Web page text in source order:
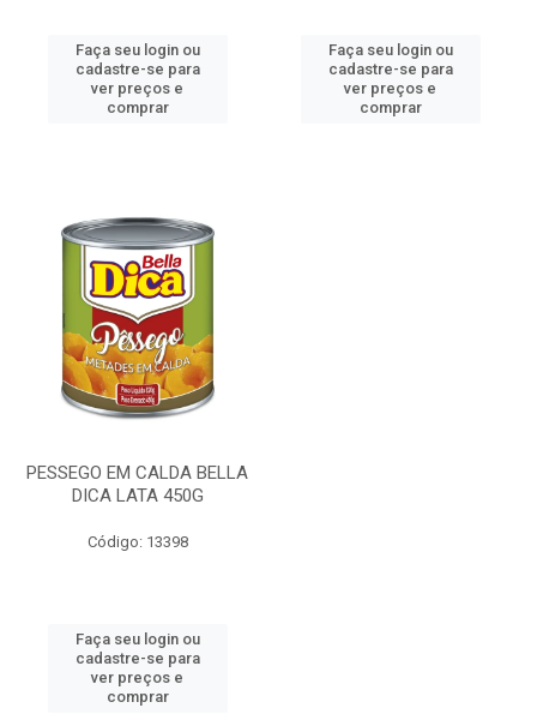
Faça seu login ou
cadastre-se para
ver preços e
comprar
Faça seu login ou
cadastre-se para
ver preços e
comprar
PESSEGO EM CALDA BELLA
DICA LATA 450G
Código: 13398
Faça seu login ou
cadastre-se para
ver preços e
comprar